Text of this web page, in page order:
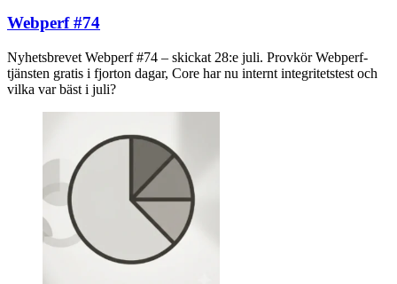
Webperf #74
Nyhetsbrevet Webperf #74 – skickat 28:e juli. Provkör Webperf-
tjänsten gratis i fjorton dagar, Core har nu internt integritetstest och
vilka var bäst i juli?